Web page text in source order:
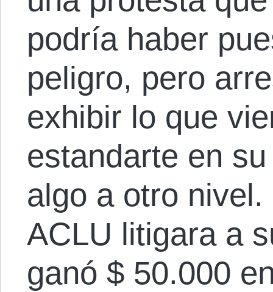
podría haber
peligro, pero
exhibir lo que
estandarte en
algo a otro
ACLU litigara a
ganó $ 50.000